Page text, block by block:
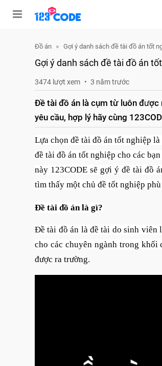
Đồ án Gợi ý danh sách đề tài đồ án tốt
Gợi ý danh sách đề tài đồ án
3474 lượt xem 3 năm trước
Đề tài đồ án là cụm từ luôn được
yêu cầu, hợp lý hãy cùng
Lựa chọn đề tài đồ án tốt nghiệp
đề tài đồ án tốt nghiệp cho các
này 123CODE sẽ gợi ý đề tài đồ
tìm thấy một chủ đề tốt nghiệp
Đề tài đồ án là gì?
Đề tài đồ án là đề tài do sinh viên
cho các chuyên ngành trong khối
được ra trường.